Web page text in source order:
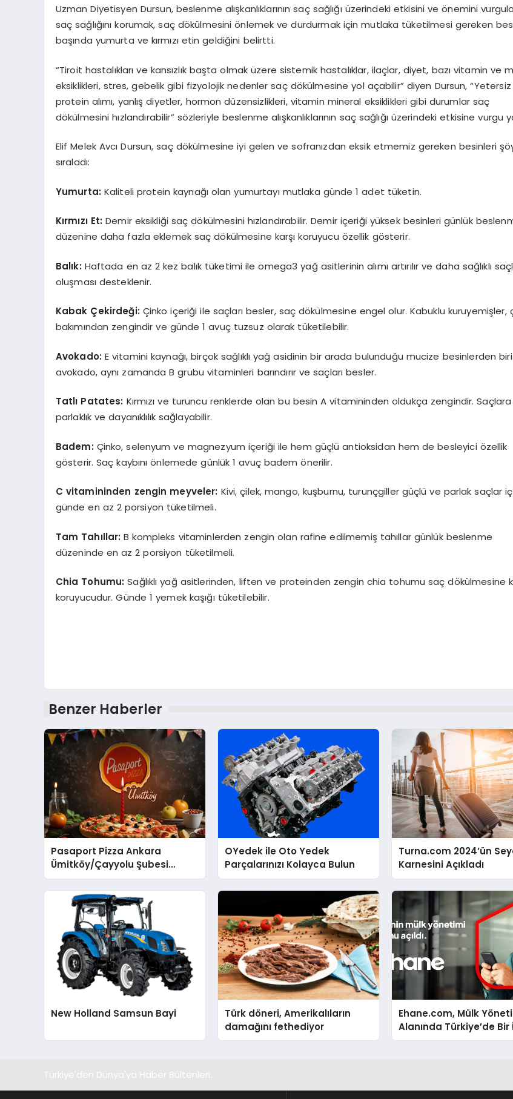
Uzman Diyetisyen Dursun, beslenme alışkanlıklarının saç sağlığı üzerindeki etkisini ve önemini
saç sağlığını korumak, saç dökülmesini önlemek ve durdurmak için mutlaka tüketilmesi gereken
başında yumurta ve kırmızı etin geldiğini belirtti.
“Tiroit hastalıkları ve kansızlık başta olmak üzere sistemik hastalıklar, ilaçlar, diyet, bazı vitamin ve
eksiklikleri, stres, gebelik gibi fizyolojik nedenler saç dökülmesine yol açabilir” diyen Dursun, “Yetersiz
protein alımı, yanlış diyetler, hormon düzensizlikleri, vitamin mineral eksiklikleri gibi durumlar saç
dökülmesini hızlandırabilir” sözleriyle beslenme alışkanlıklarının saç sağlığı üzerindeki etkisine vurgu
Elif Melek Avcı Dursun, saç dökülmesine iyi gelen ve sofranızdan eksik etmemiz gereken besinleri
sıraladı:
Yumurta: Kaliteli protein kaynağı olan yumurtayı mutlaka günde 1 adet tüketin.
Kırmızı Et: Demir eksikliği saç dökülmesini hızlandırabilir. Demir içeriği yüksek besinleri günlük
düzenine daha fazla eklemek saç dökülmesine karşı koruyucu özellik gösterir.
Balık: Haftada en az 2 kez balık tüketimi ile omega3 yağ asitlerinin alımı artırılır ve daha sağlıklı
oluşması desteklenir.
Kabak Çekirdeği: Çinko içeriği ile saçları besler, saç dökülmesine engel olur. Kabuklu kuruyemişler,
bakımından zengindir ve günde 1 avuç tuzsuz olarak tüketilebilir.
Avokado: E vitamini kaynağı, birçok sağlıklı yağ asidinin bir arada bulunduğu mucize besinlerden
avokado, aynı zamanda B grubu vitaminleri barındırır ve saçları besler.
Tatlı Patates: Kırmızı ve turuncu renklerde olan bu besin A vitamininden oldukça zengindir. Saçlara
parlaklık ve dayanıklılık sağlayabilir.
Badem: Çinko, selenyum ve magnezyum içeriği ile hem güçlü antioksidan hem de besleyici özellik
gösterir. Saç kaybını önlemede günlük 1 avuç badem önerilir.
C vitamininden zengin meyveler: Kivi, çilek, mango, kuşburnu, turunçgiller güçlü ve parlak saçlar
günde en az 2 porsiyon tüketilmeli.
Tam Tahıllar:B kompleks vitaminlerden zengin olan rafine edilmemiş tahıllar günlük beslenme
düzeninde en az 2 porsiyon tüketilmeli.
Chia Tohumu: Sağlıklı yağ asitlerinden, liften ve proteinden zengin chia tohumu saç dökülmesine
koruyucudur. Günde 1 yemek kaşığı tüketilebilir.
Benzer Haberler
Pasaport Pizza Ankara
Ümitköy/Çayyolu Şubesi
Açıldı!
OYedek ile Oto Yedek
Parçalarınızı Kolayca Bulun
Turna.com 2024’ün
Karnesini Açıkladı
New Holland Samsun Bayi
Türk döneri, Amerikalıların
damağını fethediyor
Ehane.com, Mülk
Alanında Türkiye’de Bir
Gerçekleştirmek İçin
Türkiye'den Dünya'ya Haber Bültenleri..